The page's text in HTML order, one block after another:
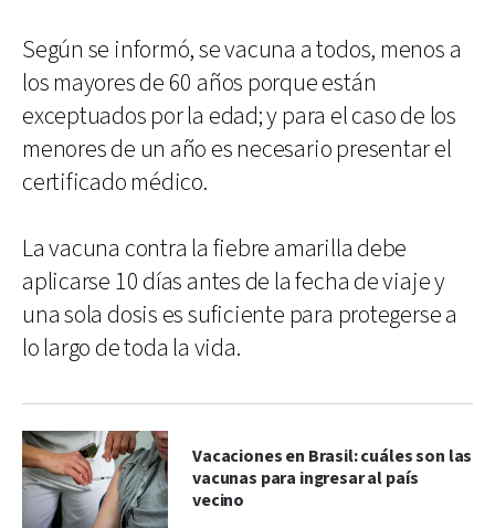
Según se informó, se vacuna a todos, menos a
los mayores de 60 años porque están
exceptuados por la edad; y para el caso de los
menores de un año es necesario presentar el
certificado médico.
La vacuna contra la fiebre amarilla debe
aplicarse 10 días antes de la fecha de viaje y
una sola dosis es suficiente para protegerse a
lo largo de toda la vida.
Vacaciones en Brasil: cuáles son las
vacunas para ingresar al país
vecino